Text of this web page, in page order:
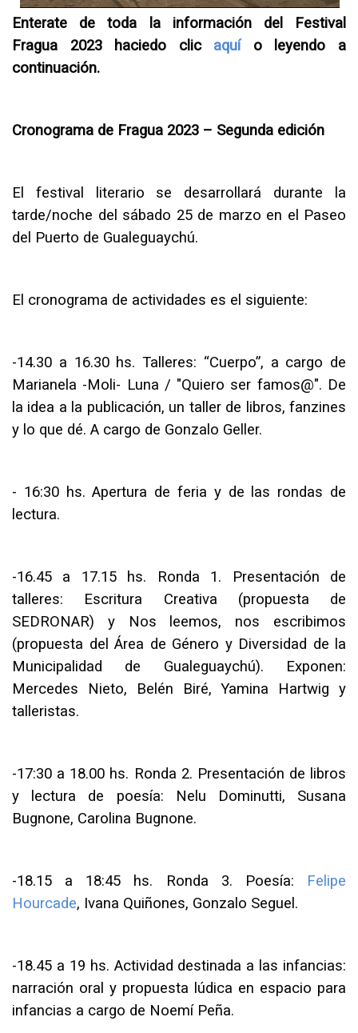
Enterate de toda la información del Festival
Fragua 2023 haciedo clic aquío leyendo a
continuación.
Cronograma de Fragua 2023 – Segunda edición
El festival literario se desarrollará durante la
tarde/noche del sábado 25 de marzo en el Paseo
del Puerto de Gualeguaychú.
El cronograma de actividades es el siguiente:
-14.30 a 16.30 hs. Talleres: “Cuerpo”, a cargo de
Marianela -Moli- Luna / "Quiero ser famos@". De
la idea a la publicación, un taller de libros, fanzines
y lo que dé. A cargo de Gonzalo Geller.
- 16:30 hs. Apertura de feria y de las rondas de
lectura.
-16.45 a 17.15 hs. Ronda 1. Presentación de
talleres: Escritura Creativa (propuesta de
SEDRONAR) y Nos leemos, nos escribimos
(propuesta del Área de Género y Diversidad de la
Municipalidad de Gualeguaychú). Exponen:
Mercedes Nieto, Belén Biré, Yamina Hartwig y
talleristas.
-17:30 a 18.00 hs. Ronda 2. Presentación de libros
y lectura de poesía: Nelu Dominutti, Susana
Bugnone, Carolina Bugnone.
-18.15 a 18:45 hs. Ronda 3. Poesía: Felipe
Hourcade, Ivana Quiñones, Gonzalo Seguel.
-18.45 a 19 hs. Actividad destinada a las infancias:
narración oral y propuesta lúdica en espacio para
infancias a cargo de Noemí Peña.